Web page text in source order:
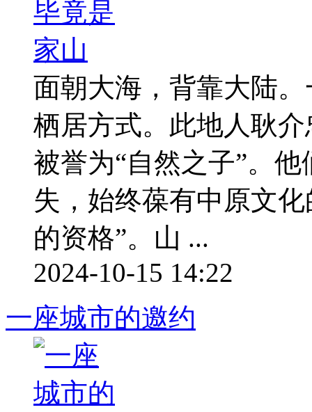
面朝大海，背靠大陆
栖居方式。此地人耿
被誉为“自然之子”。
失，始终葆有中原文
的资格”。山 ...
2024-10-15 14:22
一座城市的邀约